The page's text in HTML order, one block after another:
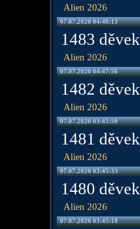
Alien 2026
07.07.2026 04:48:13
1483 děvek
Alien 2026
07.07.2026 04:47:56
1482 děvek
Alien 2026
07.07.2026 03:45:50
1481 děvek
Alien 2026
07.07.2026 03:45:33
1480 děvek
Alien 2026
07.07.2026 03:45:18